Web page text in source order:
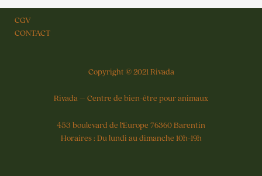
CGV
CONTACT
Copyright © 2021 Rivada
Rivada – Centre de bien-être pour animaux
453 boulevard de l’Europe 76360 Barentin
Horaires : Du lundi au dimanche 10h-19h